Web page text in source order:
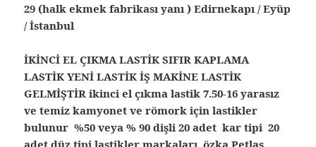
29 (halk ekmek fabrikası yanı ) Edirnekapı / Eyüp
/ İstanbul
İKİNCİ EL ÇIKMA LASTİK SIFIR KAPLAMA
LASTİK YENİ LASTİK İŞ MAKİNE LASTİK
GELMİŞTİR ikinci el çıkma lastik 7.50-16 yarasız
ve temiz kamyonet ve römork için lastikler
bulunur %50 veya % 90 dişli 20 adet kar tipi 20
adet düz tipi lastikler markaları özka Petlas